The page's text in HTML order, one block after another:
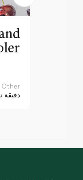
Other
10 دقيقة